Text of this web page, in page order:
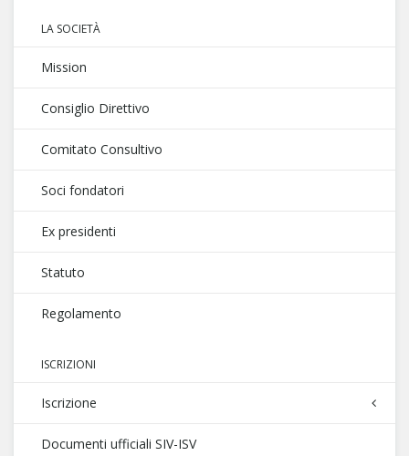
LA SOCIETÀ
Mission
Consiglio Direttivo
Comitato Consultivo
Soci fondatori
Ex presidenti
Statuto
Regolamento
ISCRIZIONI
Iscrizione
Documenti ufficiali SIV-ISV